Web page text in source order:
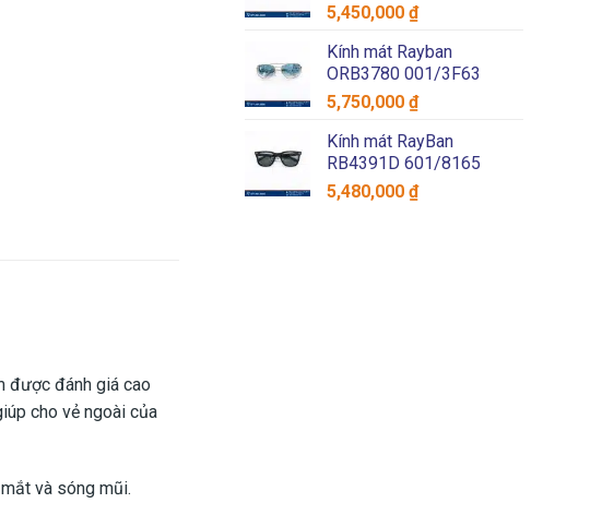
5,450,000 ₫
Kính mát Rayban
ORB3780 001/3F63
5,750,000 ₫
Kính mát RayBan
RB4391D 601/8165
5,480,000 ₫
được đánh giá cao
cho vẻ ngoài của
và sóng mũi.